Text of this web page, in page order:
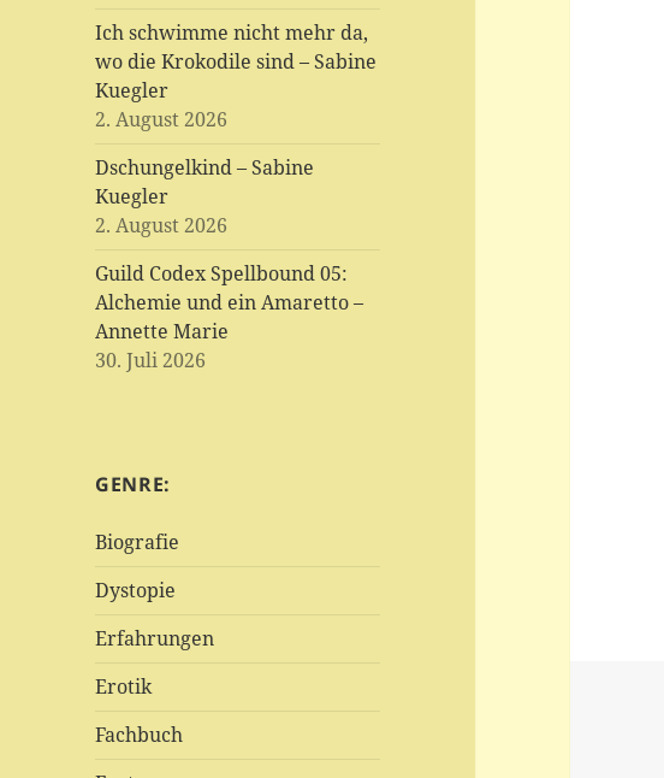
Ich schwimme nicht mehr da,
wo die Krokodile sind – Sabine
Kuegler
2. August 2026
Dschungelkind – Sabine
Kuegler
2. August 2026
Guild Codex Spellbound 05:
Alchemie und ein Amaretto –
Annette Marie
30. Juli 2026
GENRE:
Biografie
Dystopie
Erfahrungen
Erotik
Fachbuch